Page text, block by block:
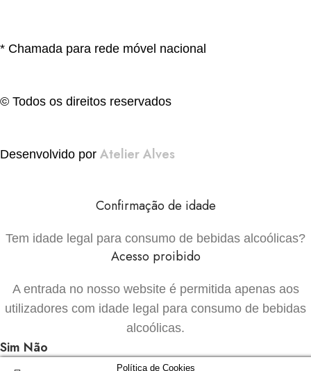
* Chamada para rede móvel nacional
© Todos os direitos reservados
Desenvolvido por Atelier Alves
Confirmação de idade
Tem idade legal para consumo de bebidas alcoólicas?
Acesso proibido
A entrada no nosso website é permitida apenas aos
utilizadores com idade legal para consumo de bebidas
alcoólicas.
Sim Não
Política de Cookies